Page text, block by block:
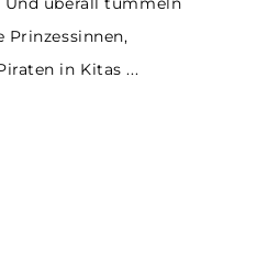
Prinzessinnen,
in Kitas